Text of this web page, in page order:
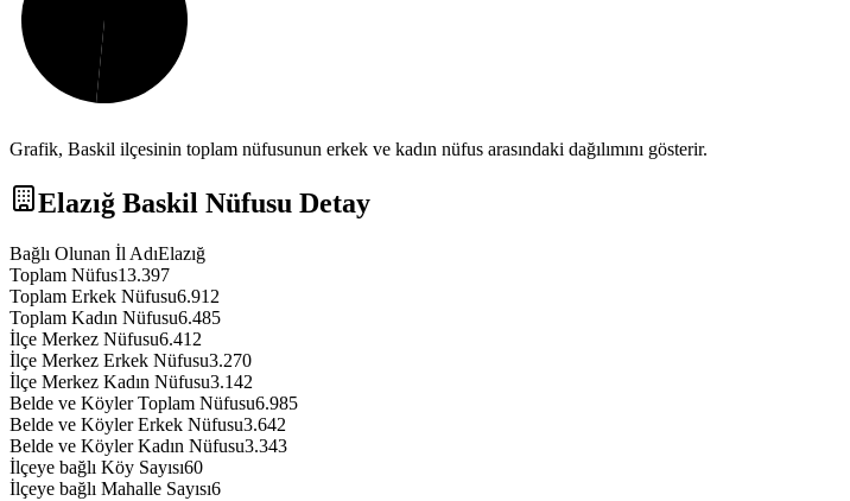
Grafik, Baskil ilçesinin toplam nüfusunun erkek ve kadın nüfus arasındaki dağılımını gösterir.
Elazığ Baskil Nüfusu Detay
Bağlı Olunan İl AdıElazığ
Toplam Nüfus13.397
Toplam Erkek Nüfusu6.912
Toplam Kadın Nüfusu6.485
İlçe Merkez Nüfusu6.412
İlçe Merkez Erkek Nüfusu3.270
İlçe Merkez Kadın Nüfusu3.142
Belde ve Köyler Toplam Nüfusu6.985
Belde ve Köyler Erkek Nüfusu3.642
Belde ve Köyler Kadın Nüfusu3.343
İlçeye bağlı Köy Sayısı60
İlçeye bağlı Mahalle Sayısı6